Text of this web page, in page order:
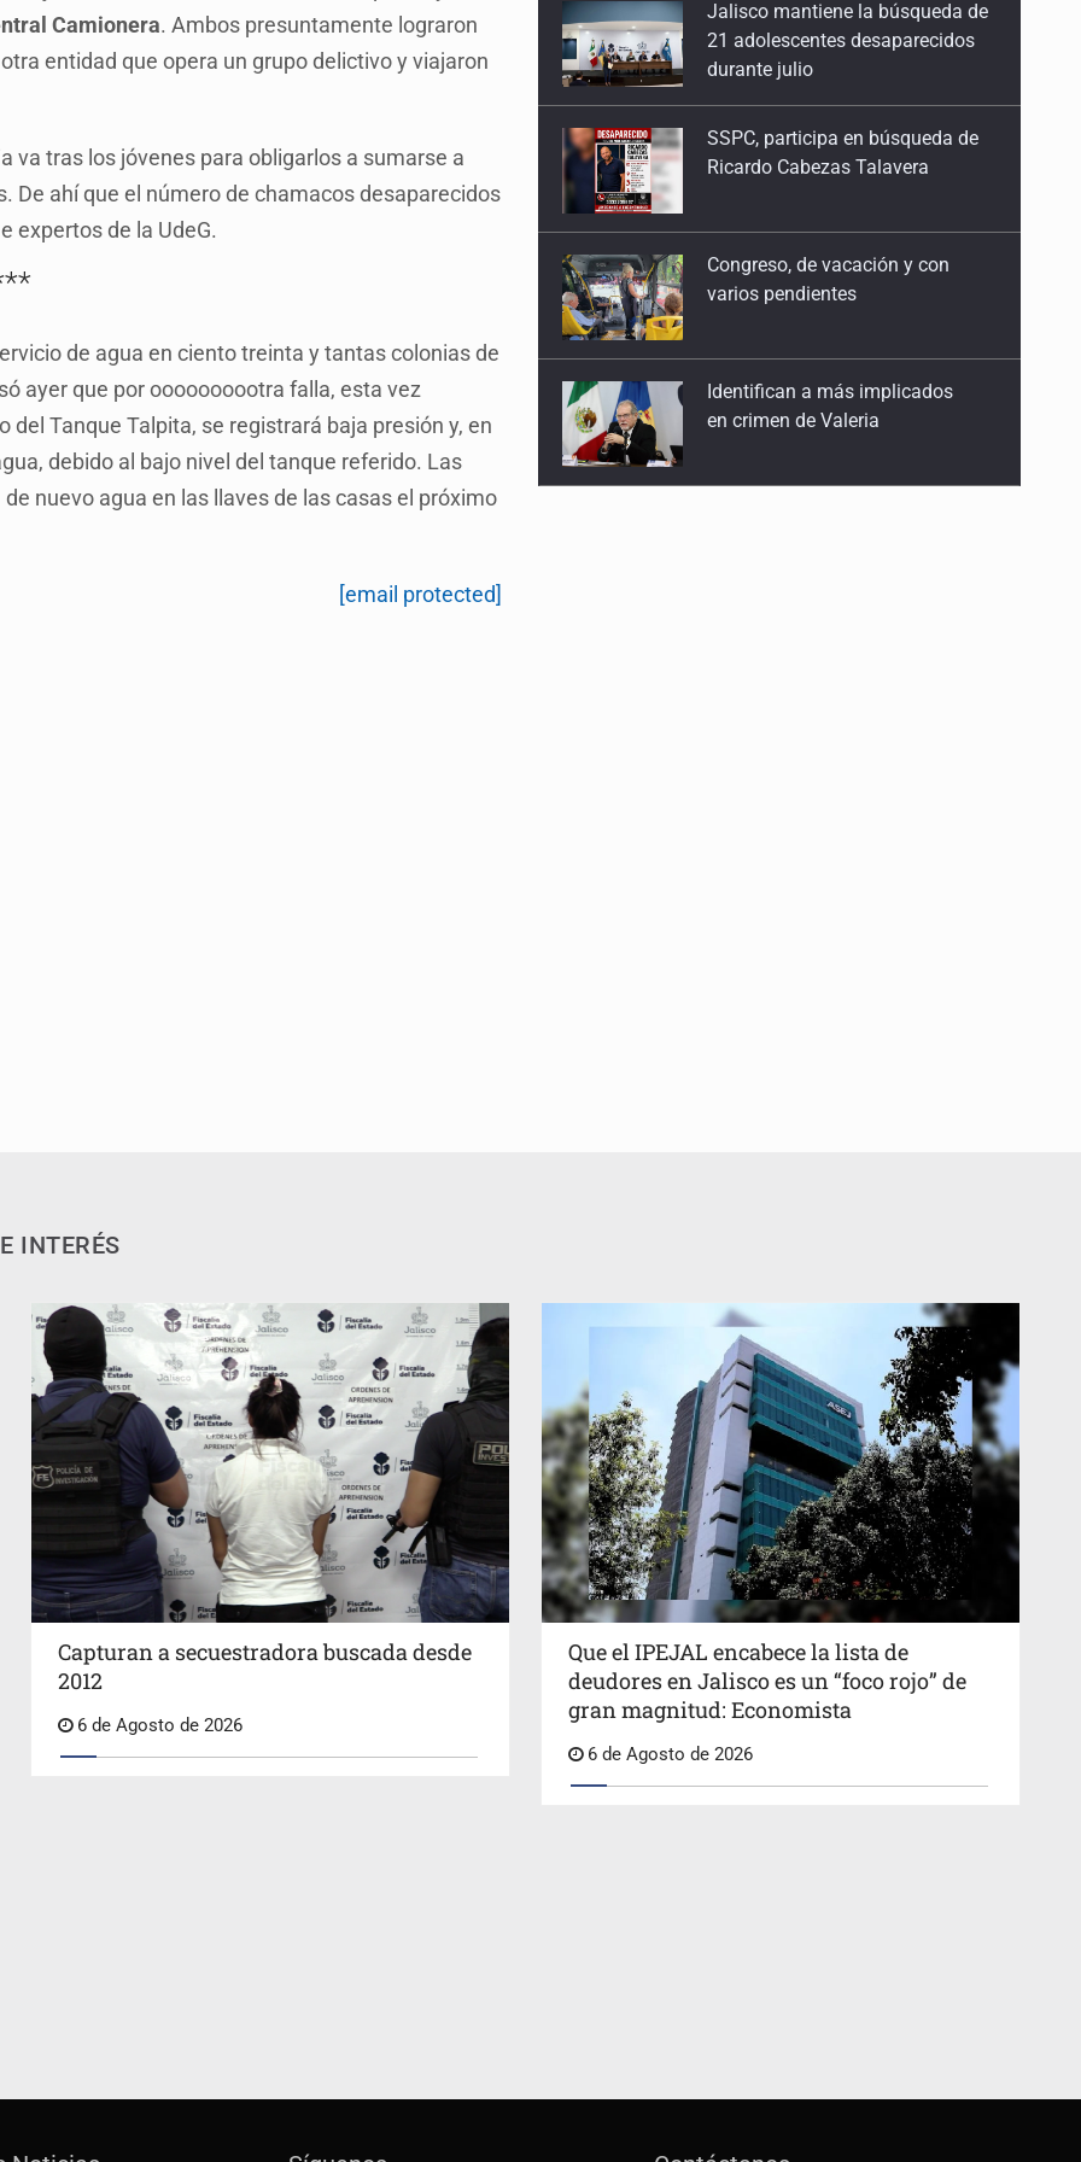
Camionera. Ambos presuntamente lograron
entidad que opera un grupo delictivo y viajaron
va tras los jóvenes para obligarlos a sumarse a
De ahí que el número de chamacos desaparecidos
expertos de la UdeG.
de agua en ciento treinta y tantas colonias de
ayer que por oooooooootra falla, esta vez
Tanque Talpita, se registrará baja presión y, en
debido al bajo nivel del tanque referido. Las
nuevo agua en las llaves de las casas el próximo
[email protected]
25 de Julio de 2026
Quinto Patio
24 de Julio de 2026
Quinto Patio
Quinto Patio
22 de Julio de 2026
Quinto Patio
21 de Julio de 2026
SSPC, participa en búsqueda de
Ricardo Cabezas Talavera
Congreso, de vacación y con
varios pendientes
Identifican a más implicados
en crimen de Valeria
Capturan en Zapopan a
defraudador de paquetes
INTERÉS
Capturan a secuestradora buscada desde
2012
6 de Agosto de 2026
Que el IPEJAL encabece la lista de
deudores en Jalisco es un “foco rojo” de
gran magnitud: Economista
6 de Agosto de 2026